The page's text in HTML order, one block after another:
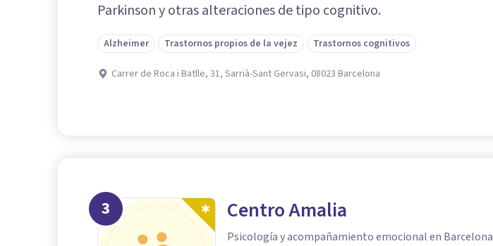
Parkinson y otras alteraciones de tipo cognitivo.
Alzheimer Trastornos propios de la vejez Trastornos cognitivos
Carrer de Roca i Batlle, 31, Sarrià-Sant Gervasi, 08023 Barcelona
3 Centro Amalia
Psicología y acompañamiento emocional en Barcelona